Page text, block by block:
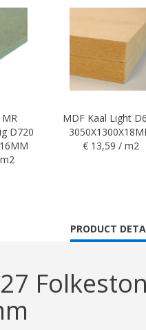
D720
MDF Kaal Light
€ 13,59 / m2
CURRENT
TAB:
PRODUCT